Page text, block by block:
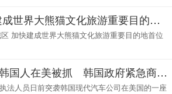
微私寡配资 加快建成世界大熊猫文化旅游重要目的地首位引领区 全力打造“西蜀天漏地·女娲补天处”文旅品牌
加快建成世界大熊猫文化旅游重要目的地首位
申宝策略 300多名韩国人在美被抓 韩国政府紧急商讨对策
法人员日前突袭韩国现代汽车公司在美国的一座